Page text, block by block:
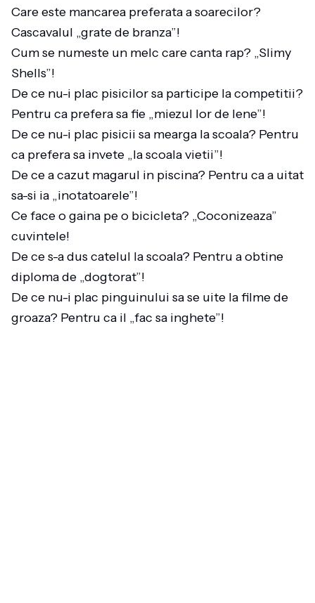
Care este mancarea preferata a soarecilor?
Cascavalul „grate de branza”!
Cum se numeste un melc care canta rap? „Slimy
Shells”!
De ce nu-i plac pisicilor sa participe la competitii?
Pentru ca prefera sa fie „miezul lor de lene”!
De ce nu-i plac pisicii sa mearga la scoala? Pentru
ca prefera sa invete „la scoala vietii”!
De ce a cazut magarul in piscina? Pentru ca a uitat
sa-si ia „inotatoarele”!
Ce face o gaina pe o bicicleta? „Coconizeaza”
cuvintele!
De ce s-a dus catelul la scoala? Pentru a obtine
diploma de „dogtorat”!
De ce nu-i plac pinguinului sa se uite la filme de
groaza? Pentru ca il „fac sa inghete”!